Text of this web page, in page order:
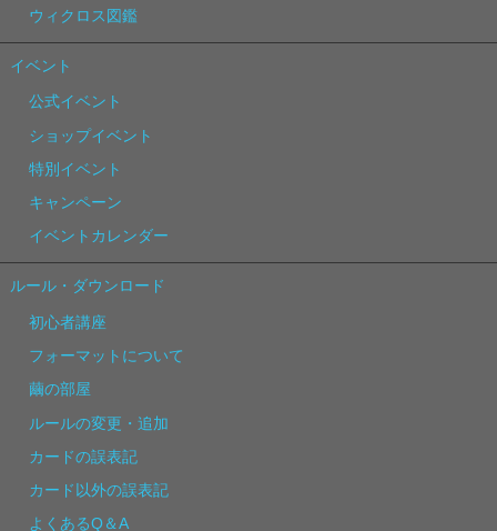
ウィクロス図鑑
イベント
公式イベント
ショップイベント
特別イベント
キャンペーン
イベントカレンダー
ルール・ダウンロード
初心者講座
フォーマットについて
繭の部屋
ルールの変更・追加
カードの誤表記
カード以外の誤表記
よくあるQ＆A